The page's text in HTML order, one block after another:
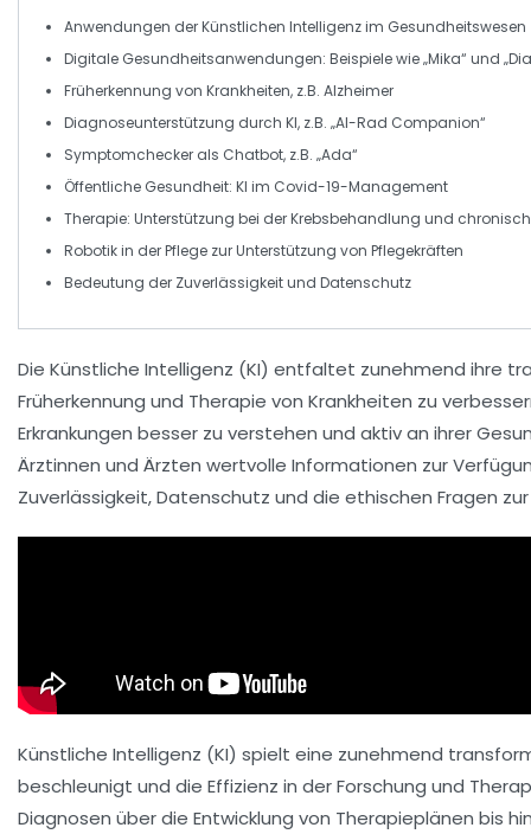
Anwendungen derKünstlichen Intelligenzim Gesundheitswesen
Digitale Gesundheitsanwendungen: Beispiele wie „Mika“ und
Früherkennung von Krankheiten, z.B. Alzheimer
Diagnoseunterstützung durch KI, z.B. „AI-Rad Companion“
Symptomchecker als Chatbot, z.B. „Ada“
Öffentliche Gesundheit: KI im Covid-19-Management
Therapie: Unterstützung bei der Krebsbehandlung und
Robotikin der Pflege zur Unterstützung von Pflegekräften
Bedeutung der Zuverlässigkeitund Datenschutz
Die Künstliche Intelligenz (KI) entfaltet zunehmend ihre
Früherkennung und Therapie von Krankheiten zu
Erkrankungen besser zu verstehen und aktiv an ihrer
Ärztinnen und Ärzten wertvolle Informationen zur
Zuverlässigkeit,Datenschutz und die ethischen Fragen
Künstliche Intelligenz (KI) spielt eine zunehmend
beschleunigt und die Effizienz in der Forschung und
Diagnosen über die Entwicklung von Therapieplänen bis